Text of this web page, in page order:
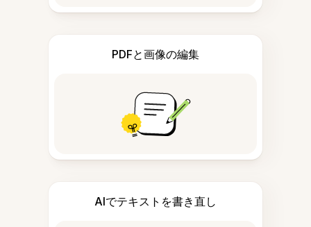
PDFと画像の編集
AIでテキストを書き直し